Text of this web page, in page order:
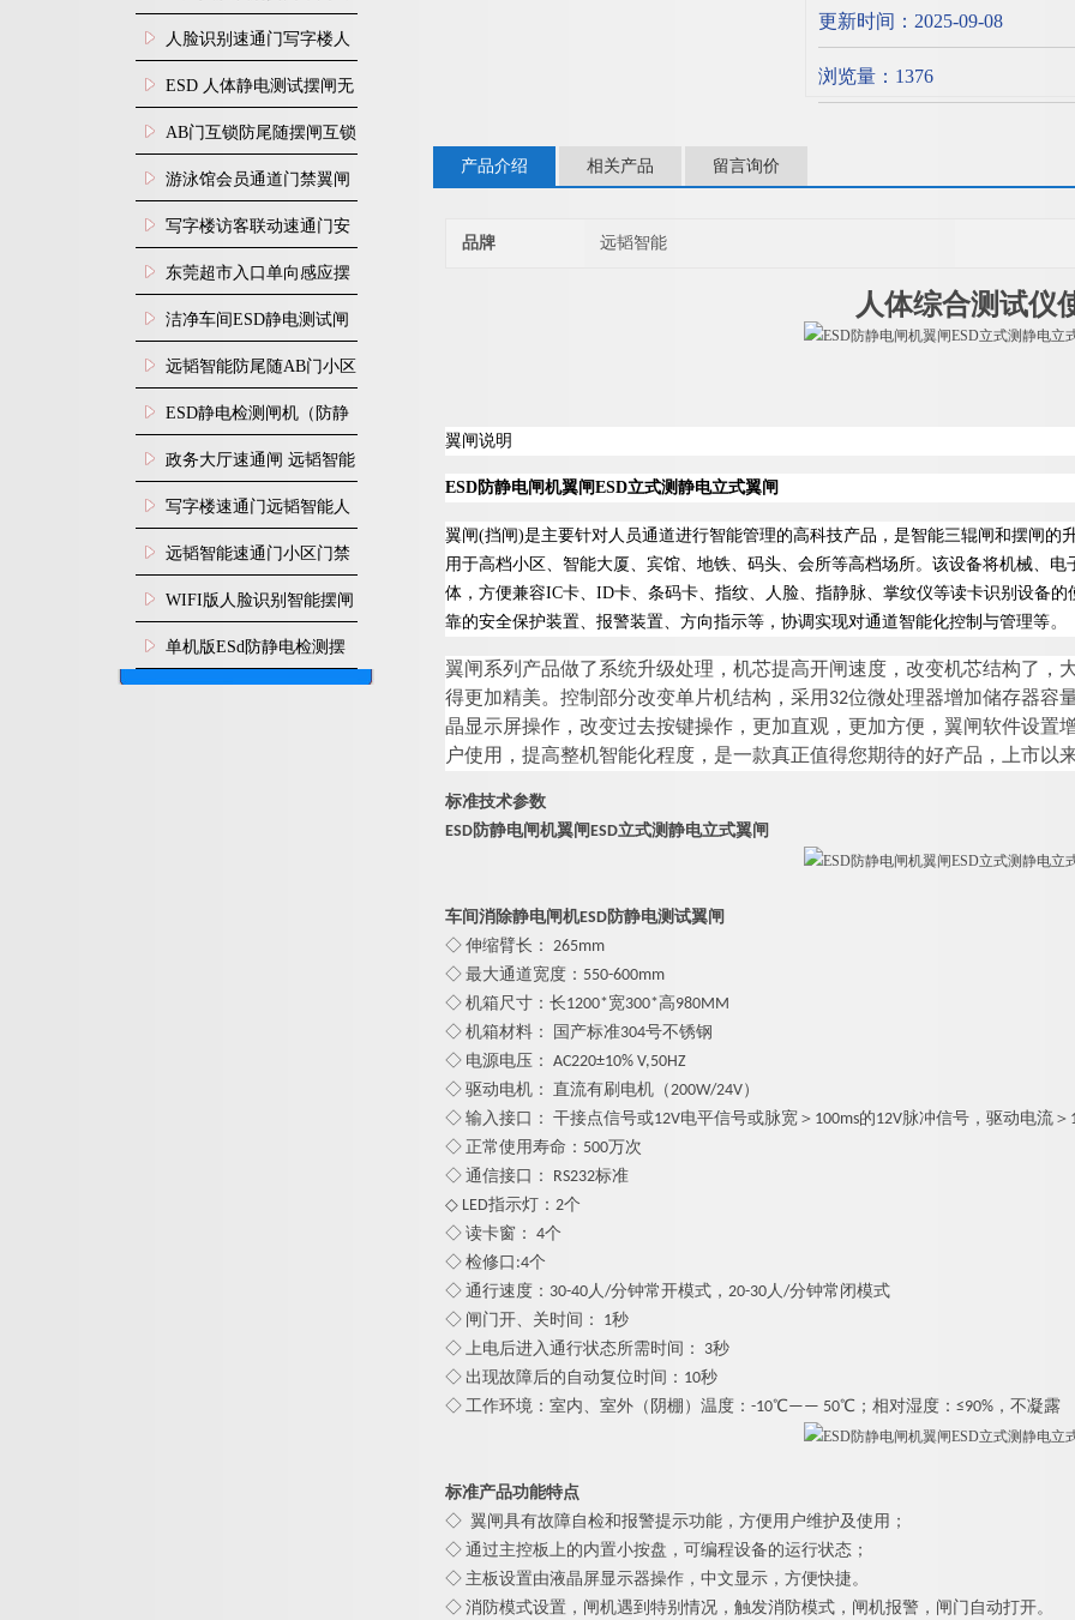
机入口人行通道门禁
人脸识别速通门写字楼人
行通道闸门禁设备
ESD 人体静电测试摆闸无
尘车间防静电闸机
AB门互锁防尾随摆闸互锁
闸机
游泳馆会员通道门禁翼闸
写字楼访客联动速通门安
装
东莞超市入口单向感应摆
闸安装
洁净车间ESD静电测试闸
机
远韬智能防尾随AB门小区
门禁闸机安装
​ESD静电检测闸机（防静
电门禁通道系统）
政务大厅速通闸 远韬智能
防尾随静音速通门
写字楼速通门远韬智能人
脸识别快速通道闸
远韬智能速通门小区门禁
闸机食堂消费摆闸
WIFI版人脸识别智能摆闸
机
单机版ESd防静电检测摆
闸机
更新时间：2025-09-08
浏览量：1376
产品介绍 相关产品 留言询价
品牌 远韬智能
人体综合测试仪
翼闸说明
ESD防静电闸机翼闸ESD立式测静电立式翼闸
翼闸(挡闸)是主要针对人员通道进行智能管理的高科技产品，是智能三辊闸和摆闸的
用于高档小区、智能大厦、宾馆、地铁、码头、会所等高档场所。该设备将机械、
体，方便兼容IC卡、ID卡、条码卡、指纹 、人脸、指静脉、掌纹仪等读卡识别设备的
靠的安全保护装置、报警装置、方向指示等，协调实现对通道智能化控制与管理等。
翼闸 系列产品做了系统升级处理，机芯提高开闸速度，改变机芯结构了，
得更加精美。控制部分改变单片机结构，采用32位微处理器增加储存器容
晶显示屏操作，改变过去按键操作，更加直观，更加方便，翼闸软件设置
户使用，提高整机智能化程度，是一款真正值得您期待的好产品，上市以
标准技术参数
ESD防静电闸机翼闸ESD立式测静电立式翼闸
车间消除静电闸机ESD防静电测试翼闸
◇ 伸缩臂长： 265mm
◇ 最大通道宽度：550-600mm
◇ 机箱尺寸：长1200*宽300*高980MM
◇ 机箱材料： 国产标准304号不锈钢
◇ 电源电压： AC220±10% V,50HZ
◇ 驱动电机： 直流有刷电机（200W/24V）
◇ 输入接口： 干接点信号或12V电平信号或脉宽＞100ms的12V脉冲信号，驱动电流＞
◇ 正常使用寿命：500万次
◇ 通信接口： RS232标准
◇ LED指示灯：2个
◇ 读卡窗： 4个
◇ 检修口:4个
◇ 通行速度：30-40人/分钟常开模式，20-30人/分钟常闭模式
◇ 闸门开、关时间： 1秒
◇ 上电后进入通行状态所需时间： 3秒
◇ 出现故障后的自动复位时间：10秒
◇ 工作环境：室内、室外（阴棚）温度：-10℃—— 50℃；相对湿度：≤90%，不凝露
标准产品功能特点
◇ 翼闸具有故障自检和报警提示功能，方便用户维护及使用；
◇ 通过主控板上的内置小按盘，可编程设备的运行状态；
◇ 主板设置由液晶屏显示器操作，中文显示，方便快捷。
◇ 消防模式设置，闸机遇到特别情况，触发消防模式，闸机报警，闸门自动打开。